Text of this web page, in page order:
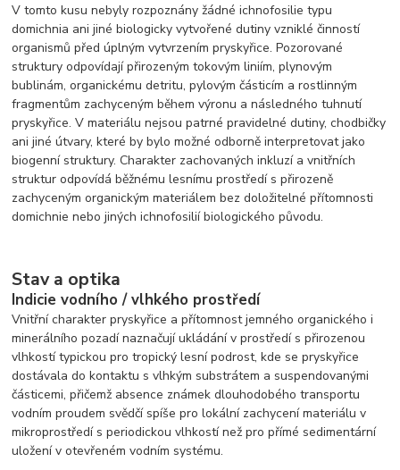
V tomto kusu nebyly rozpoznány žádné ichnofosilie typu
domichnia ani jiné biologicky vytvořené dutiny vzniklé činností
organismů před úplným vytvrzením pryskyřice. Pozorované
struktury odpovídají přirozeným tokovým liniím, plynovým
bublinám, organickému detritu, pylovým částicím a rostlinným
fragmentům zachyceným během výronu a následného tuhnutí
pryskyřice. V materiálu nejsou patrné pravidelné dutiny, chodbičky
ani jiné útvary, které by bylo možné odborně interpretovat jako
biogenní struktury. Charakter zachovaných inkluzí a vnitřních
struktur odpovídá běžnému lesnímu prostředí s přirozeně
zachyceným organickým materiálem bez doložitelné přítomnosti
domichnie nebo jiných ichnofosilií biologického původu.
Stav a optika
Indicie vodního / vlhkého prostředí
Vnitřní charakter pryskyřice a přítomnost jemného organického i
minerálního pozadí naznačují ukládání v prostředí s přirozenou
vlhkostí typickou pro tropický lesní podrost, kde se pryskyřice
dostávala do kontaktu s vlhkým substrátem a suspendovanými
částicemi, přičemž absence známek dlouhodobého transportu
vodním proudem svědčí spíše pro lokální zachycení materiálu v
mikroprostředí s periodickou vlhkostí než pro přímé sedimentární
uložení v otevřeném vodním systému.